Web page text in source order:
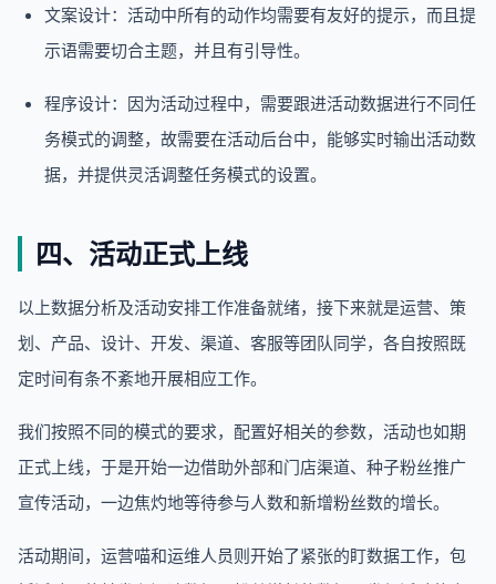
文案设计：活动中所有的动作均需要有友好的提示，而且提
示语需要切合主题，并且有引导性。
程序设计：因为活动过程中，需要跟进活动数据进行不同任
务模式的调整，故需要在活动后台中，能够实时输出活动数
据，并提供灵活调整任务模式的设置。
四、活动正式上线
以上数据分析及活动安排工作准备就绪，接下来就是运营、策
划、产品、设计、开发、渠道、客服等团队同学，各自按照既
定时间有条不紊地开展相应工作。
我们按照不同的模式的要求，配置好相关的参数，活动也如期
正式上线，于是开始一边借助外部和门店渠道、种子粉丝推广
宣传活动，一边焦灼地等待参与人数和新增粉丝数的增长。
活动期间，运营喵和运维人员则开始了紧张的盯数据工作，包